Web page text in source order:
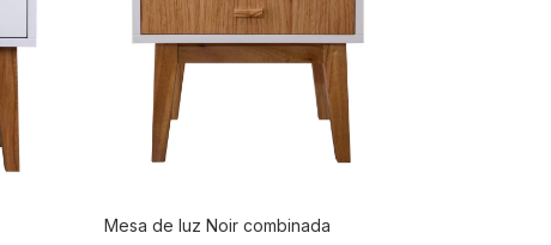
Mesa de luz Noir combinada